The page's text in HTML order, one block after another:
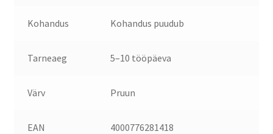
Kohandus Kohandus puudub
Tarneaeg 5–10 tööpäeva
Värv Pruun
EAN 4000776281418